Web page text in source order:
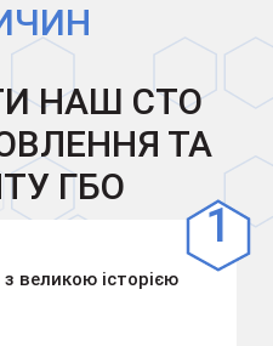
НАШ СТО
ТА
ГБО
з великою історією